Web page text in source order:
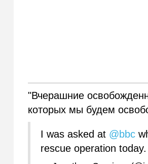
"Вчерашние
которых мы будем
I was asked at @bbc
rescue operation